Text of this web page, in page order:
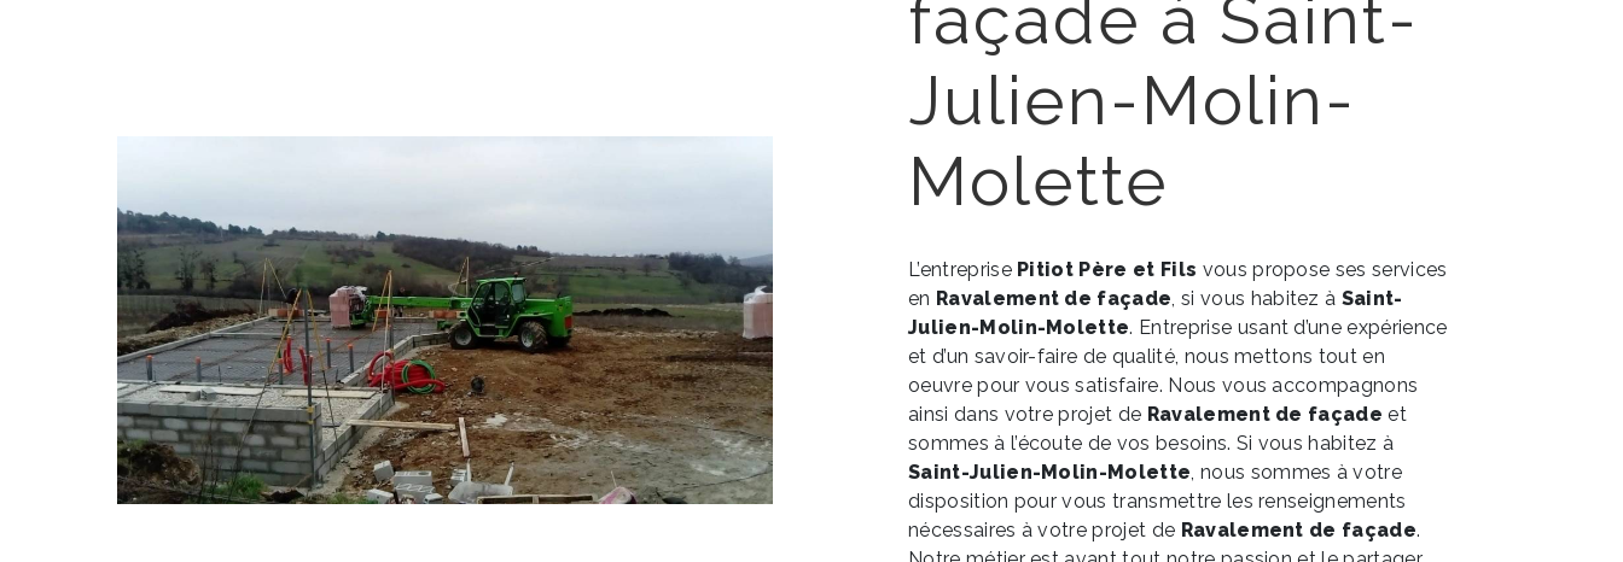
façade à Saint-
Julien-Molin-
Molette
L’entreprise Pitiot Père et Fils vous propose ses services
en Ravalement de façade, si vous habitez à Saint-
Julien-Molin-Molette. Entreprise usant d’une expérience
et d’un savoir-faire de qualité, nous mettons tout en
oeuvre pour vous satisfaire. Nous vous accompagnons
ainsi dans votre projet de Ravalement de façade et
sommes à l’écoute de vos besoins. Si vous habitez à
Saint-Julien-Molin-Molette, nous sommes à votre
disposition pour vous transmettre les renseignements
nécessaires à votre projet de Ravalement de façade.